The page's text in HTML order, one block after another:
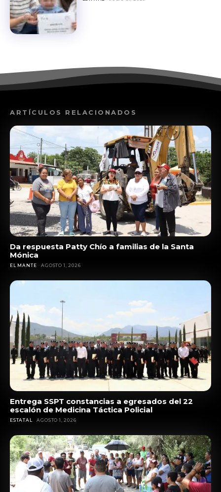
ARTÍCULOS RELACIONADOS
Da respuesta Patty Chío a familias de la Santa
Mónica
EL MANTE AGOSTO 1, 2026
Entrega SSPT constancias a egresados del 22
escalón de Medicina Táctica Policial
ESTATAL AGOSTO 1, 2026